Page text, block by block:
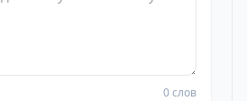
0 слов